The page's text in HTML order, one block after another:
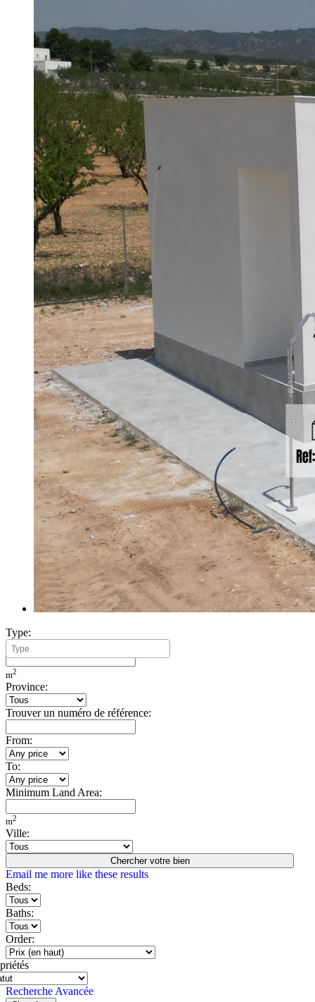
Type:
Minimum Build Area:
m2
Province:
Trouver un numéro de référence:
From:
To:
Minimum Land Area:
m2
Ville:
Chercher votre bien
Email me more like these results
Beds:
Baths:
Order:
Recherche Avancée